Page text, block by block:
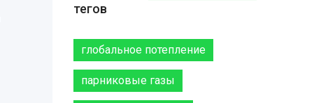
тегов
глобальное потепление
парниковые газы